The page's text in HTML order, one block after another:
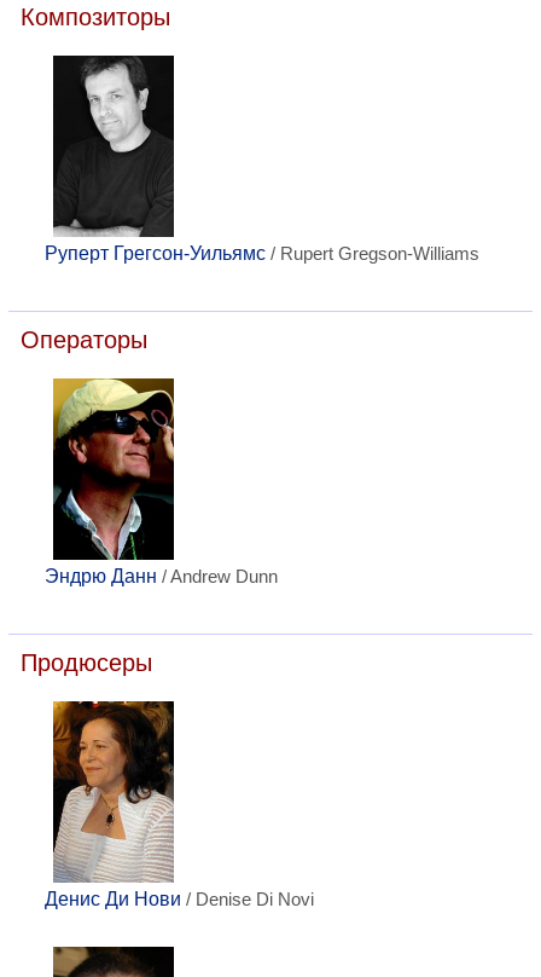
Композиторы
Руперт Грегсон-Уильямс / Rupert Gregson-Williams
Операторы
Эндрю Данн / Andrew Dunn
Продюсеры
Денис Ди Нови / Denise Di Novi